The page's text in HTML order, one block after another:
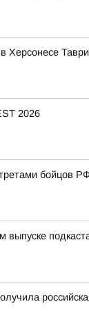
Херсонесе
2026
бойцов
выпуске